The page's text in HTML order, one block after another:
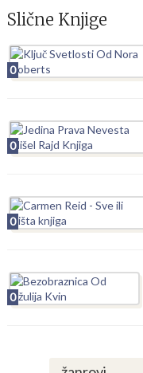
Slične Knjige
0
0
0
0